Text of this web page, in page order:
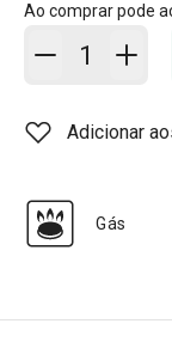
Ao comprar pode
Adicionar
Adicionar
Gás